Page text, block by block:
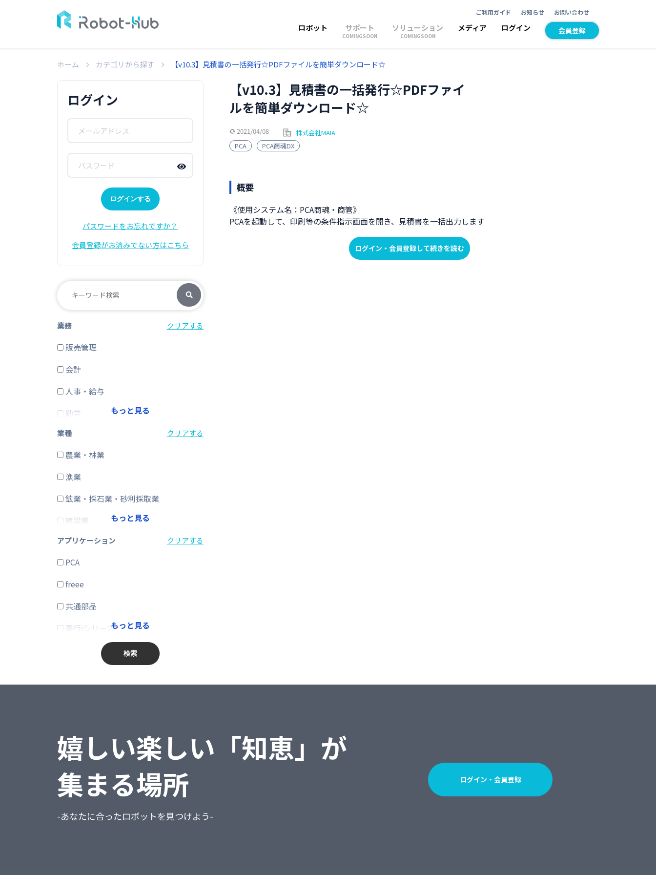
会員登録
ご利用ガイド お知らせ お問い合わせ
ロボット サポート
COMINGSOON
ソリューション
COMINGSOON
メディア ログイン
ホーム カテゴリから探す 【v10.3】見積書の一括発行☆PDFファイルを簡単ダウンロード☆
【v10.3】見積書の一括発行☆PDFファイ
ルを簡単ダウンロード☆
2021/04/08
株式会社MAIA
PCA
PCA商魂DX
概要
《使用システム名：PCA商魂・商管》
PCAを起動して、印刷等の条件指示画面を開き、見積書を一括出力します
ログイン・会員登録して続きを読む
ログイン
ログインする
パスワードをお忘れですか？
会員登録がお済みでない方はこちら
業務 クリアする
販売管理
会計
人事・給与
勤怠
経費精算
CRM・SFA
ERP
在庫購買
その他
もっと見る
業種 クリアする
農業・林業
漁業
鉱業・採石業・砂利採取業
建設業
製造業
電気・ガス・熱供給・水道業
情報通信業
運輸業、郵便業
卸売業、小売業
金融業、保険業
生活関連サービス業・娯楽業
教育、学習支援業
医療、福祉
もっと見る
アプリケーション クリアする
PCA
freee
共通部品
奉行iシリーズ
就業奉行
人事奉行
PCA商魂DX
もっと見る
検索
嬉しい楽しい「知恵」が
集まる場所
-あなたに合ったロボットを見つけよう-
ログイン・会員登録